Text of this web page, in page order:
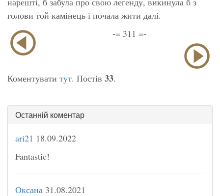
голови той камінець і почала жити далі.
-= 311 =-
Коментувати тут. Постів 33.
Останній коментар
ari21 18.09.2022
Fantastic!
Оксана 31.08.2021